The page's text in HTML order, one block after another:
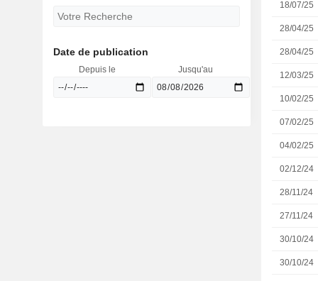
18/07/25
28/04/25
28/04/25
12/03/25
10/02/25
07/02/25
04/02/25
02/12/24
28/11/24
27/11/24
30/10/24
30/10/24
Date de publication
Depuis le Jusqu'au